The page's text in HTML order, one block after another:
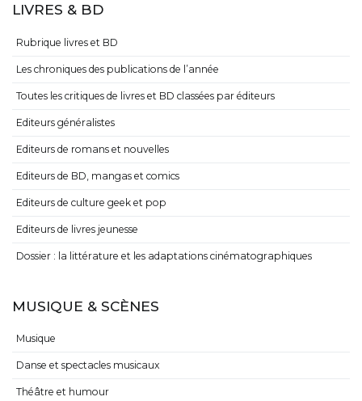
LIVRES & BD
Rubrique livres et BD
Les chroniques des publications de l’année
Toutes les critiques de livres et BD classées par éditeurs
Editeurs généralistes
Editeurs de romans et nouvelles
Editeurs de BD, mangas et comics
Editeurs de culture geek et pop
Editeurs de livres jeunesse
Dossier : la littérature et les adaptations cinématographiques
MUSIQUE & SCÈNES
Musique
Danse et spectacles musicaux
Théâtre et humour